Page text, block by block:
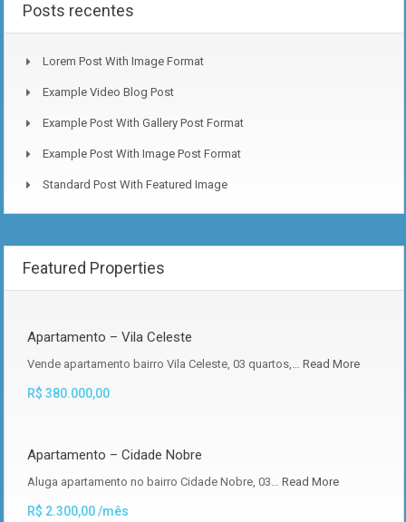
Posts recentes
Lorem Post With Image Format
Example Video Blog Post
Example Post With Gallery Post Format
Example Post With Image Post Format
Standard Post With Featured Image
Featured Properties
Apartamento – Vila Celeste
Vende apartamento bairro Vila Celeste, 03 quartos,… Read More
R$ 380.000,00
Apartamento – Cidade Nobre
Aluga apartamento no bairro Cidade Nobre, 03… Read More
R$ 2.300,00 /mês